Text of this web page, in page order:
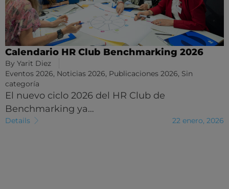
Calendario HR Club Benchmarking 2026
By Yarit Diez
Eventos 2026, Noticias 2026, Publicaciones 2026, Sin
categoría
El nuevo ciclo 2026 del HR Club de
Benchmarking ya…
Details 22 enero, 2026